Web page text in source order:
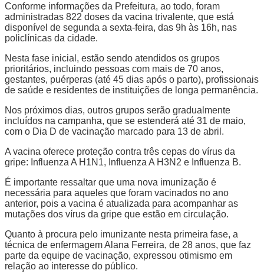
Conforme informações da Prefeitura, ao todo, foram
administradas 822 doses da vacina trivalente, que está
disponível de segunda a sexta-feira, das 9h às 16h, nas
policlínicas da cidade.
Nesta fase inicial, estão sendo atendidos os grupos
prioritários, incluindo pessoas com mais de 70 anos,
gestantes, puérperas (até 45 dias após o parto), profissionais
de saúde e residentes de instituições de longa permanência.
Nos próximos dias, outros grupos serão gradualmente
incluídos na campanha, que se estenderá até 31 de maio,
com o Dia D de vacinação marcado para 13 de abril.
A vacina oferece proteção contra três cepas do vírus da
gripe: Influenza A H1N1, Influenza A H3N2 e Influenza B.
É importante ressaltar que uma nova imunização é
necessária para aqueles que foram vacinados no ano
anterior, pois a vacina é atualizada para acompanhar as
mutações dos vírus da gripe que estão em circulação.
Quanto à procura pelo imunizante nesta primeira fase, a
técnica de enfermagem Alana Ferreira, de 28 anos, que faz
parte da equipe de vacinação, expressou otimismo em
relação ao interesse do público.